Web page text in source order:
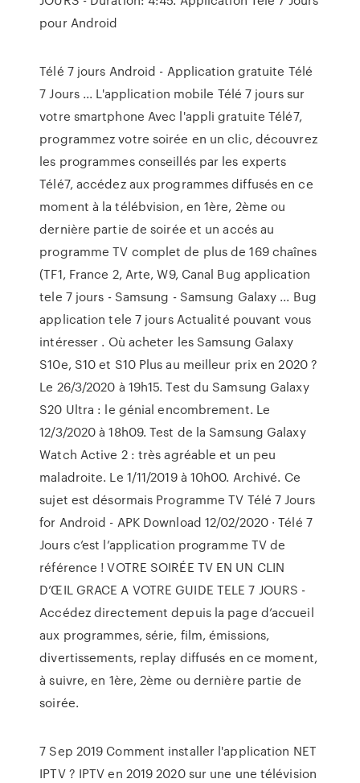
pour Android
Télé 7 jours Android - Application gratuite Télé
7 Jours ... L'application mobile Télé 7 jours sur
votre smartphone Avec l'appli gratuite Télé7,
programmez votre soirée en un clic, découvrez
les programmes conseillés par les experts
Télé7, accédez aux programmes diffusés en ce
moment à la télébvision, en 1ère, 2ème ou
dernière partie de soirée et un accés au
programme TV complet de plus de 169 chaînes
(TF1, France 2, Arte, W9, Canal Bug application
tele 7 jours - Samsung - Samsung Galaxy ... Bug
application tele 7 jours Actualité pouvant vous
intéresser . Où acheter les Samsung Galaxy
S10e, S10 et S10 Plus au meilleur prix en 2020 ?
Le 26/3/2020 à 19h15. Test du Samsung Galaxy
S20 Ultra : le génial encombrement. Le
12/3/2020 à 18h09. Test de la Samsung Galaxy
Watch Active 2 : très agréable et un peu
maladroite. Le 1/11/2019 à 10h00. Archivé. Ce
sujet est désormais Programme TV Télé 7 Jours
for Android - APK Download 12/02/2020 · Télé 7
Jours c’est l’application programme TV de
référence ! VOTRE SOIRÉE TV EN UN CLIN
D’ŒIL GRACE A VOTRE GUIDE TELE 7 JOURS -
Accédez directement depuis la page d’accueil
aux programmes, série, film, émissions,
divertissements, replay diffusés en ce moment,
à suivre, en 1ère, 2ème ou dernière partie de
soirée.
7 Sep 2019 Comment installer l'application NET
IPTV ? IPTV en 2019 2020 sur une une télévision